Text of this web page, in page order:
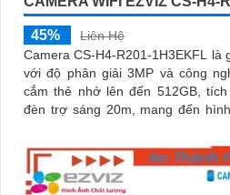
45%
Liên Hệ
Camera CS-H4-R201-1H3EKFL là
với độ phân giải 3MP và công
cắm thẻ nhớ lên đến 512GB,
đèn trợ sáng 20m, mang đến